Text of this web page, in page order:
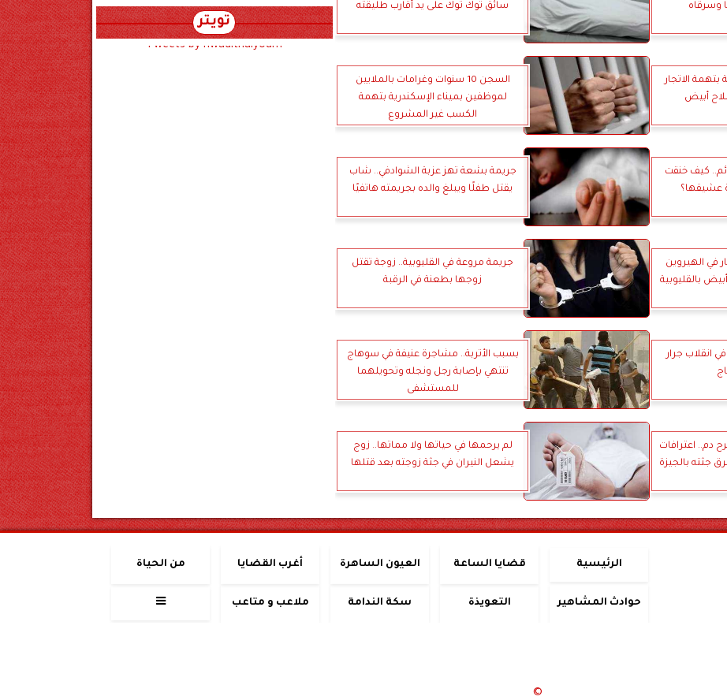
وسرقاه
سائق توك توك على يد أقارب طليقته
بتهمة الاتجار
أبيض
السجن 10 سنوات وغرامات بالملايين
لموظفين بميناء الإسكندرية بتهمة
الكسب غير المشروع
كيف خنقت
عشيقها؟
جريمة بشعة تهز عزبة الشوادفي.. شاب
يقتل طفلًا ويبلغ والده بجريمته هاتفيًا
في الهيروين
بالقليوبية
جريمة مروعة في القليوبية.. زوجة تقتل
زوجها بطعنة في الرقبة
انقلاب جرار
بسبب الأتربة.. مشاجرة عنيفة في سوهاج
تنتهي بإصابة رجل ونجله وتحويلهما
للمستشفى
دم.. اعترافات
جثته بالجيزة
لم يرحمها في حياتها ولا مماتها.. زوج
يشعل النيران في جثة زوجته بعد قتلها
تويتر
Tweets by hwadithalyoum
الرئيسية قضايا الساعة العيون الساهرة أغرب القضايا من الحياة
حوادث المشاهير التعويذة سكة الندامة ملاعب و متاعب 
©